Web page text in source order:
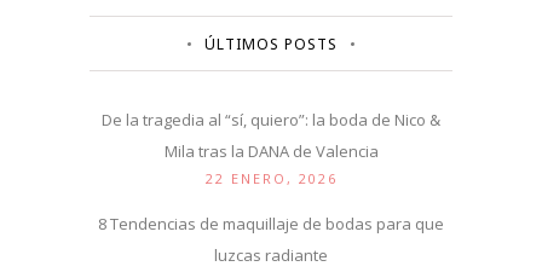
ÚLTIMOS POSTS
De la tragedia al “sí, quiero”: la boda de Nico &
Mila tras la DANA de Valencia
22 ENERO, 2026
8 Tendencias de maquillaje de bodas para que
luzcas radiante